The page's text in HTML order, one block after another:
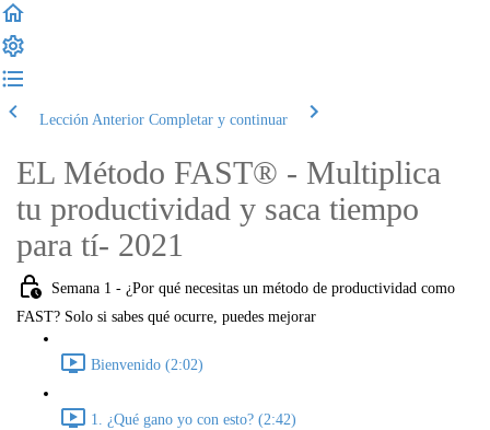
Lección Anterior Completar y continuar
EL Método FAST® - Multiplica
tu productividad y saca tiempo
para tí- 2021
Semana 1 - ¿Por qué necesitas un método de productividad como
FAST? Solo si sabes qué ocurre, puedes mejorar
Bienvenido (2:02)
1. ¿Qué gano yo con esto? (2:42)